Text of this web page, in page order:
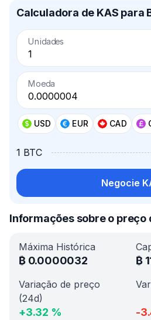
Calculadora de KAS para
Unidades
Moeda
USD EUR CAD
1 BTC
Negocie
Informações sobre o preço
Máxima Histórica
₿ 0.0000032 ₿
Variação de preço
(24d)
+3.32 % -